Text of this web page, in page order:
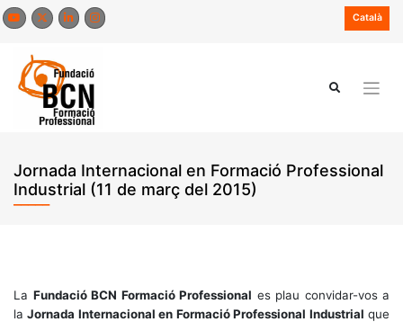
Skip
to
Català
Jornada Internacional en Formació Professional
Industrial (11 de març del 2015)
La Fundació BCN Formació Professional es plau convidar-vos a
laJornada Internacional en Formació Professional Industrial que